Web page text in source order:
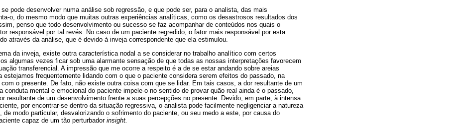
pode desenvolver numa análise sob regressão, e que pode ser, para o analista, das mais
o, do mesmo modo que muitas outras experiências analíticas, como os desastrosos resultados dos
penso que todo desenvolvimento ou sucesso se faz acompanhar de conteúdos nos quais o
responsável por tal revés. No caso de um paciente regredido, o fator mais responsável por esta
através da análise, que é devido à inveja correspondente que ela estimulou.
da inveja, existe outra característica nodal a se considerar no trabalho analítico com certos
algumas vezes ficar sob uma alarmante sensação de que todas as nossas interpretações favorecem
transferencial. A impressão que me ocorre a respeito é a de se estar andando sobre areias
estejamos frequentemente lidando com o que o paciente considera serem efeitos do passado, na
o presente. De fato, não existe outra coisa com que se lidar. Em tais casos, a dor resultante de um
conduta mental e emocional do paciente impele-o no sentido de provar quão real ainda é o passado,
resultante de um desenvolvimento frente a suas percepções no presente. Devido, em parte, à intensa
por encontrar-se dentro da situação regressiva, o analista pode facilmente negligenciar a natureza
de modo particular, desvalorizando o sofrimento do paciente, ou seu medo a este, por causa do
capaz de um tão perturbador insight.